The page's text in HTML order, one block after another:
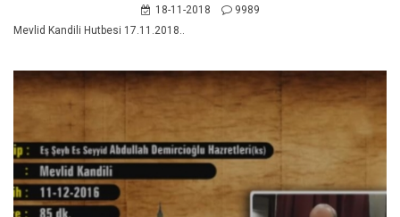
18-11-2018
9989
Mevlid Kandili Hutbesi 17.11.2018..